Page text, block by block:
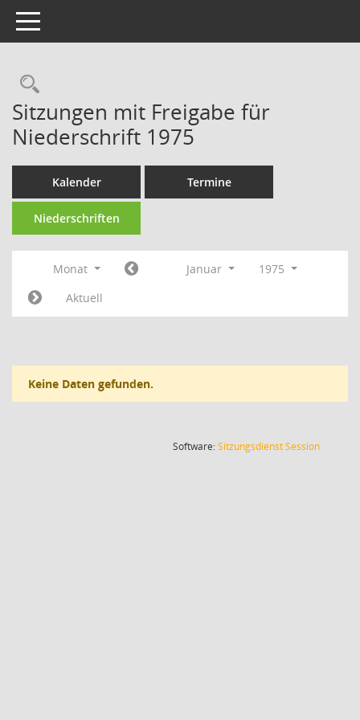
Toggle navigation
Rechercheauswahl
Sitzungen mit Freigabe für
Niederschrift 1975
Kalender Termine
Niederschriften
Monat Januar
1975
Aktuell
Keine Daten gefunden.
Software:SitzungsdienstSession(Wird in